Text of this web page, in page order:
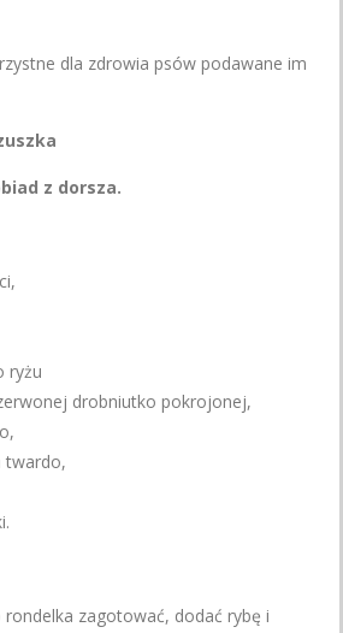
dla zdrowia psów podawane im
z dorsza.
ryżu
drobniutko pokrojonej,
twardo,
zagotować, dodać rybę i